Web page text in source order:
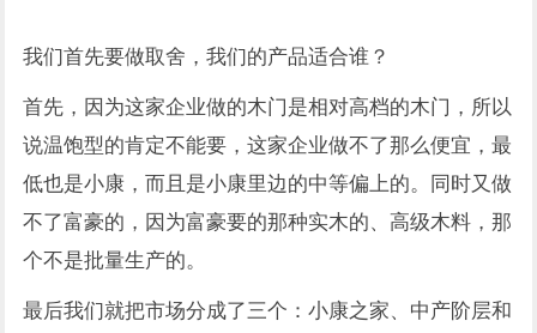
我们首先要做取舍，我们的产品适合谁？
首先，因为这家企业做的木门是相对高档的木门，所以
说温饱型的肯定不能要，这家企业做不了那么便宜，最
低也是小康，而且是小康里边的中等偏上的。同时又做
不了富豪的，因为富豪要的那种实木的、高级木料，那
个不是批量生产的。
最后我们就把市场分成了三个：小康之家、中产阶层和